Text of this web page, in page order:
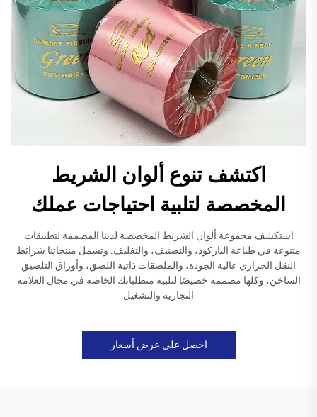
اكتشف تنوع ألوان الشريط
المخصصة لتلبية احتياجات عملك
استكشف مجموعة ألوان الشريط المخصصة لدينا المصممة لتطبيقات
متنوعة في طباعة الباركود، والتصنيف، والتغليف. وتشمل منتجاتنا شرائط
النقل الحراري عالية الجودة، والملصقات ذاتية اللصق، وأوراق التلصيق
الساخن، وكلها مصممة خصيصًا لتلبية متطلباتك الخاصة في مجال العلامة
التجارية والتشغيل
احصل على عرض أسعار